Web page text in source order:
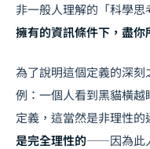
非一般人理解的「科學思
擁有的資訊條件下，盡你
為了說明這個定義的深
例：一個人看到黑貓橫
定義，這當然是非理性的
是完全理性的——因為此